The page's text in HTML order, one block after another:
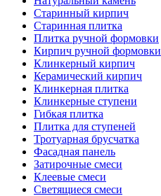
Старинный кирпич
Старинная плитка
Плитка ручной формовки
Кирпич ручной формовки
Клинкерный кирпич
Керамический кирпич
Клинкерная плитка
Клинкерные ступени
Гибкая плитка
Плитка для ступеней
Тротуарная брусчатка
Фасадная панель
Затирочные смеси
Клеевые смеси
Светящиеся смеси